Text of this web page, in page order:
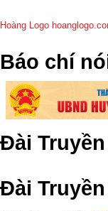
Hoàng Logo
​Báo chí
Đài
Đài